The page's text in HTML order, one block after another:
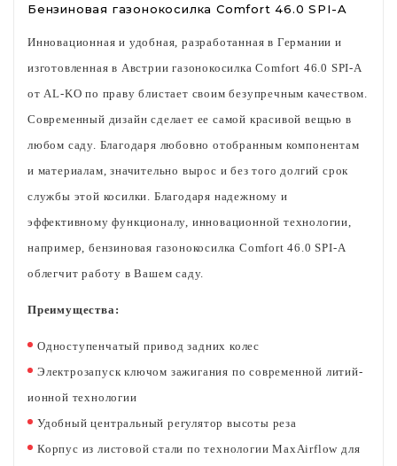
Бензиновая газонокосилка Comfort 46.0 SPI-A
Инновационная и удобная, разработанная в Германии и
изготовленная в Австрии газонокосилка Comfort 46.0 SPI-A
от AL-KO по праву блистает своим безупречным качеством.
Современный дизайн сделает ее самой красивой вещью в
любом саду. Благодаря любовно отобранным компонентам
и материалам, значительно вырос и без того долгий срок
службы этой косилки. Благодаря надежному и
эффективному функционалу, инновационной технологии,
например, бензиновая газонокосилка Comfort 46.0 SPI-A
облегчит работу в Вашем саду.
Преимущества:
Одноступенчатый привод задних колес
Электрозапуск ключом зажигания по современной литий-
ионной технологии
Удобный центральный регулятор высоты реза
Корпус из листовой стали по технологии MaxAirflow для